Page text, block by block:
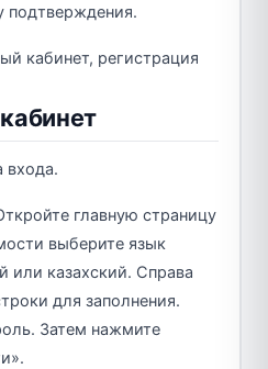
подтверждения.
входа.
главную страницу
выберите язык
или казахский. Справа
для заполнения.
Затем нажмите